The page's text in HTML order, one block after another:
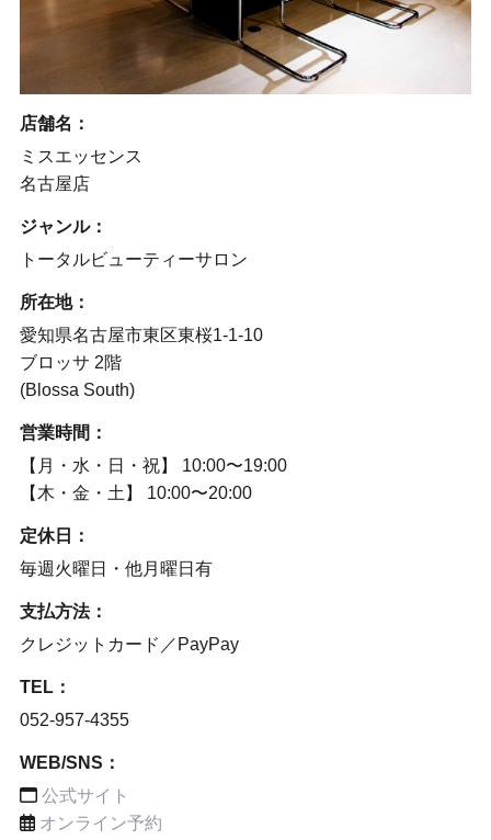
店舗名：
ミスエッセンス
名古屋店
ジャンル：
トータルビューティーサロン
所在地：
愛知県名古屋市東区東桜1-1-10
ブロッサ 2階
(Blossa South)
営業時間：
【月・水・日・祝】 10:00〜19:00
【木・金・土】 10:00〜20:00
定休日：
毎週火曜日・他月曜日有
支払方法：
クレジットカード／PayPay
TEL：
052-957-4355
WEB/SNS：
公式サイト
オンライン予約